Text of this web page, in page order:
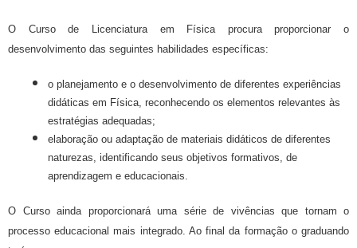
O Curso de Licenciatura em Física procura proporcionar o
desenvolvimento das seguintes habilidades específicas:
o planejamento e o desenvolvimento de diferentes experiências
didáticas em Física, reconhecendo os elementos relevantes às
estratégias adequadas;
elaboração ou adaptação de materiais didáticos de diferentes
naturezas, identificando seus objetivos formativos, de
aprendizagem e educacionais.
O Curso ainda proporcionará uma série de vivências que tornam o
processo educacional mais integrado. Ao final da formação o graduando